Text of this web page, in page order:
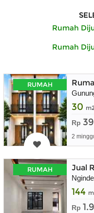
Rumah
Rumah
RUMAH
30
Rp
2
RUMAH Jual
144
Rp